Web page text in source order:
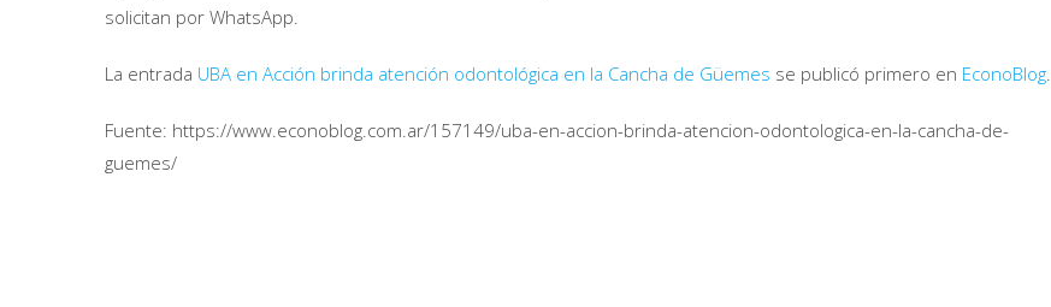
solicitan por WhatsApp.
La entrada UBA en Acción brinda atención odontológica en la Cancha de Güemes se publicó primero en EconoBlog.
Fuente: https://www.econoblog.com.ar/157149/uba-en-accion-brinda-atencion-odontologica-en-la-cancha-de-
guemes/